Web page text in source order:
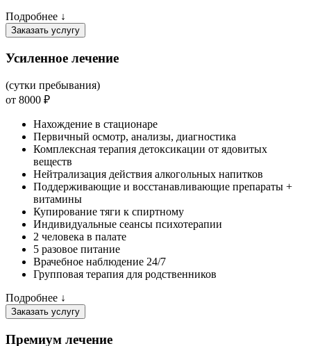
Подробнее ↓
Заказать услугу
Усиленное лечение
(сутки пребывания)
от 8000 ₽
Нахождение в стационаре
Первичный осмотр, анализы, диагностика
Комплексная терапия детоксикации от ядовитых
веществ
Нейтрализация действия алкогольных напитков
Поддерживающие и восстанавливающие препараты +
витамины
Купирование тяги к спиртному
Индивидуальные сеансы психотерапии
2 человека в палате
5 разовое питание
Врачебное наблюдение 24/7
Групповая терапия для родственников
Подробнее ↓
Заказать услугу
Премиум лечение